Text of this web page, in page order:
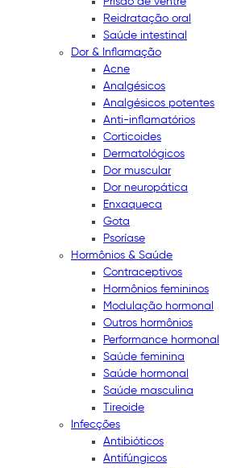
Reidratação oral
Saúde intestinal
Dor & Inflamação
Acne
Analgésicos
Analgésicos potentes
Anti-inflamatórios
Corticoides
Dermatológicos
Dor muscular
Dor neuropática
Enxaqueca
Gota
Psoríase
Hormônios & Saúde
Contraceptivos
Hormônios femininos
Modulação hormonal
Outros hormônios
Performance hormonal
Saúde feminina
Saúde hormonal
Saúde masculina
Tireoide
Infecções
Antibióticos
Antifúngicos